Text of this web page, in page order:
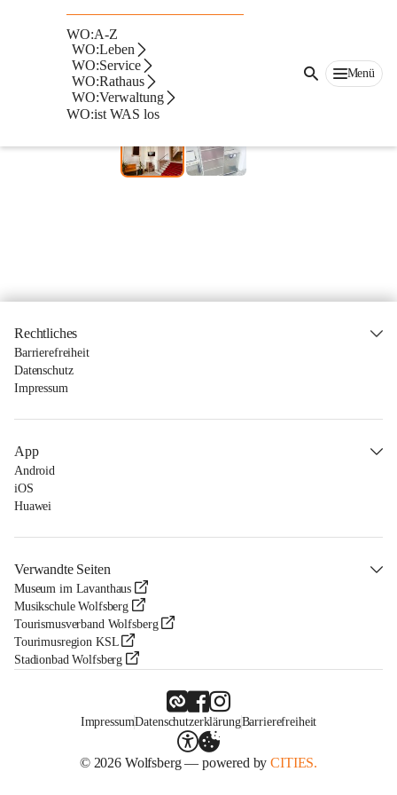
WO:A-Z
WO:Leben
WO:Service
WO:Rathaus
WO:Verwaltung
WO:ist WAS los
Menü
Die Stadtgemeinde Wolfsberg bietet dafür jetzt
eine Lösung an!
Ab sofort können Bürger im Eingangsbereich des Rathauses
selbstständig und kostenlos sensible Unterlagen und
Speichermedien datensicher vernichten.
Rechtliches
Barrierefreiheit
Datenschutz
Impressum
App
Android
iOS
Huawei
Verwandte Seiten
Museum im Lavanthaus
Musikschule Wolfsberg
Tourismusverband Wolfsberg
Tourimusregion KSL
Stadionbad Wolfsberg
ImpressumDatenschutzerklärungBarrierefreiheit
© 2026 Wolfsberg — powered byCITIES.